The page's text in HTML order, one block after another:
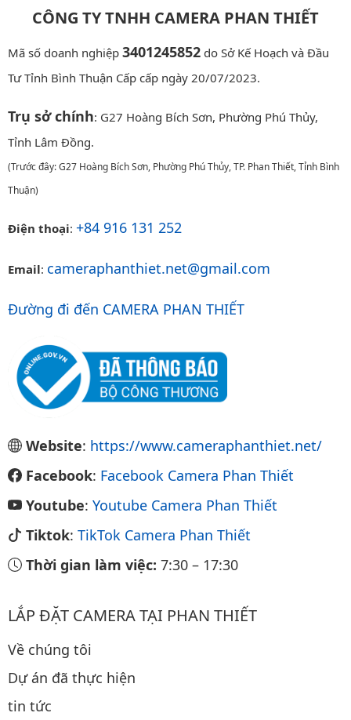
CÔNG TY TNHH CAMERA PHAN THIẾT
Mã số doanh nghiệp 3401245852 do Sở Kế Hoạch và Đầu
Tư Tỉnh Bình Thuận Cấp cấp ngày 20/07/2023.
Trụ sở chính: G27 Hoàng Bích Sơn, Phường Phú Thủy,
Tỉnh Lâm Đồng.
(Trước đây: G27 Hoàng Bích Sơn, Phường Phú Thủy, TP. Phan Thiết, Tỉnh Bình
Thuận)
Điện thoại: +84 916 131 252
Email: cameraphanthiet.net@gmail.com
Đường đi đến CAMERA PHAN THIẾT
Website: https://www.cameraphanthiet.net/
Facebook: Facebook Camera Phan Thiết
Youtube: Youtube Camera Phan Thiết
Tiktok: TikTok Camera Phan Thiết
Thời gian làm việc: 7:30 – 17:30
LẮP ĐẶT CAMERA TẠI PHAN THIẾT
Về chúng tôi
Dự án đã thực hiện
tin tức